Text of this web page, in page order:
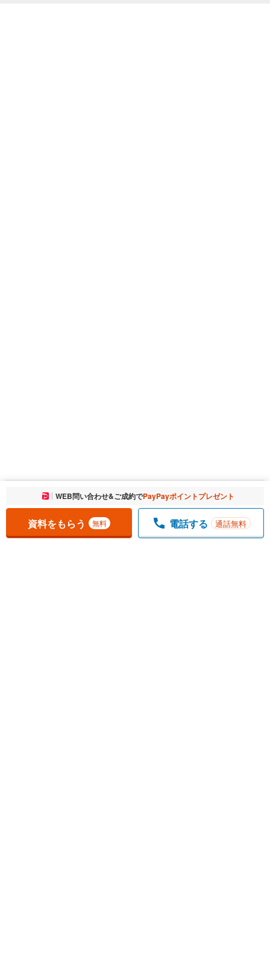
お気に入りに追加しました。 一覧を開く
WEB問い合わせ&ご成約でPayPayポイントプレゼント
資料をもらう 無料 電話する 通話無料